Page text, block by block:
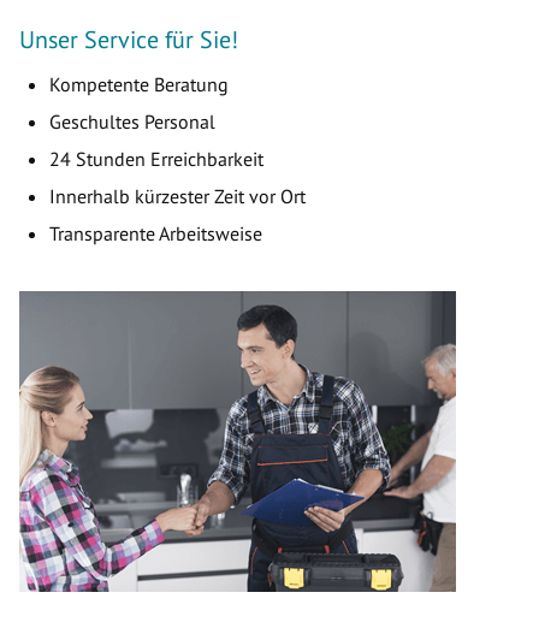
Unser Service für Sie!
Kompetente Beratung
Geschultes Personal
24 Stunden Erreichbarkeit
Innerhalb kürzester Zeit vor Ort
Transparente Arbeitsweise